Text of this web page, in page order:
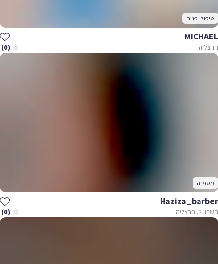
טיפולי פנים
MICHAEL
הרצליה (0)
מספרה
Haziza_barber
השרון 2, הרצליה (0)